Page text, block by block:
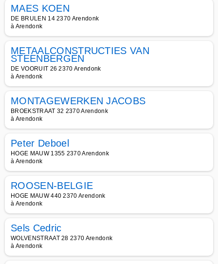
MAES KOEN
DE BRULEN 14 2370 Arendonk
à Arendonk
METAALCONSTRUCTIES VAN
STEENBERGEN
DE VOORUIT 26 2370 Arendonk
à Arendonk
MONTAGEWERKEN JACOBS
BROEKSTRAAT 32 2370 Arendonk
à Arendonk
Peter Deboel
HOGE MAUW 1355 2370 Arendonk
à Arendonk
ROOSEN-BELGIE
HOGE MAUW 440 2370 Arendonk
à Arendonk
Sels Cedric
WOLVENSTRAAT 28 2370 Arendonk
à Arendonk